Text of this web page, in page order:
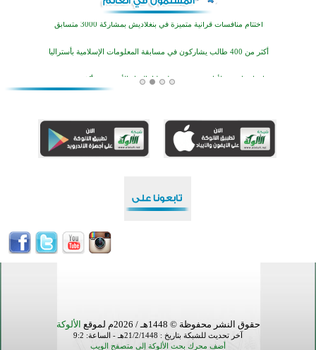
اختتام منافسات قرآنية متميزة في بنغلاديش بمشاركة 3000 متسابق
منطقة ريبوفسي تحتفل بميلاد مسجد جديد في أجواء إيمانية مميزة
القرآن والتربية في صدارة البرامج الصيفية للمسلمين في بينزا وساراتوف وموردوفيا هذا العام
تيسليتش تختتم برنامجا تعليميا لتعزيز القيم وبناء الشخصية للشباب المسلمين
حقوق النشر محفوظة © 1448هـ / 2026م لموقع الألوكة
آخر تحديث للشبكة بتاريخ : 21/2/1448هـ - الساعة: 9:2
أضف محرك بحث الألوكة إلى متصفح الويب